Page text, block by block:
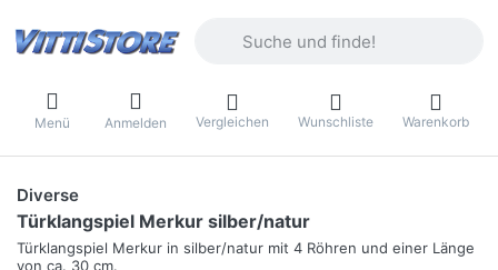
Menü Anmelden Vergleichen Wunschliste Warenkorb
Diverse
Türklangspiel Merkur silber/natur
Türklangspiel Merkur in silber/natur mit 4 Röhren und einer Länge
von ca. 30 cm.